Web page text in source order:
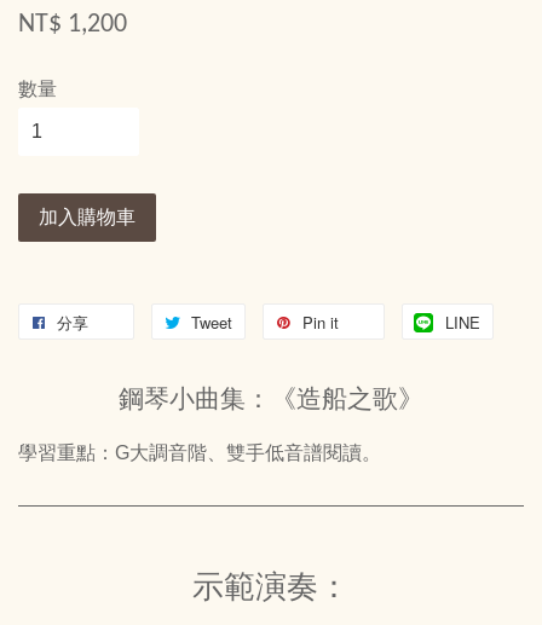
NT$ 1,200
數量
加入購物車
分享 Tweet Pin it LINE
鋼琴小曲集：《造船之歌》
學習重點：G大調音階、雙手低音譜閱讀。
示範演奏：